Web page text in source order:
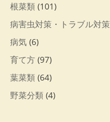
根菜類 (101)
病害虫対策・トラブル対策
病気 (6)
育て方 (97)
葉菜類 (64)
野菜分類 (4)